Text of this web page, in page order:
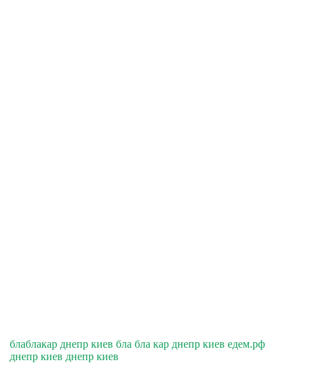
блаблакар днепр киев бла бла кар днепр киев едем.рф
днепр киев днепр киев